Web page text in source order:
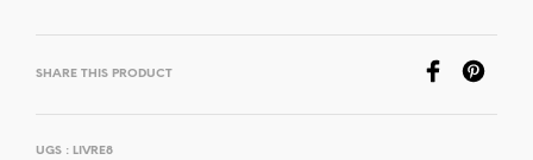
SHARE THIS PRODUCT
UGS : LIVRE8